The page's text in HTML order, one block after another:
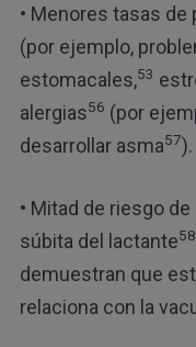
• Menores tasas
(por ejemplo,
estomacales,53
alergias56 (por
desarrollar asma57).
• Mitad de riesgo
súbita del lactante58
demuestran que
relaciona con la